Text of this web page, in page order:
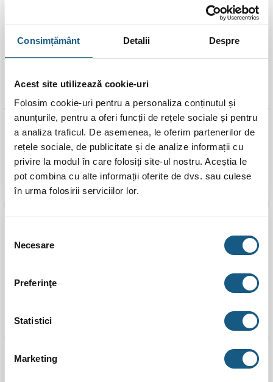
Consimțământ Detalii Despre
Acest site utilizează cookie-uri
Folosim cookie-uri pentru a personaliza conținutul și
anunțurile, pentru a oferi funcții de rețele sociale și pentru
a analiza traficul. De asemenea, le oferim partenerilor de
rețele sociale, de publicitate și de analize informații cu
privire la modul în care folosiți site-ul nostru. Aceștia le
pot combina cu alte informații oferite de dvs. sau culese
în urma folosirii serviciilor lor.
consimțământului
Necesare
Preferinţe
Statistici
Marketing
Teu PPR, D 20 mm, alb
Evaluat la
5.00stele
din 5
5.0 ( 1 recenzie
1,00lei
ADAUGĂ ÎN COȘ
Teu PPR, D 25 mm, alb
1,00lei
ADAUGĂ ÎN COȘ
Teu PPR, D 40 mm, alb